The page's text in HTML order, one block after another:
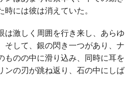
には彼は消えていた。
激しく周囲を行き来し、あらゆ
そして、銀の閃き一つがあり、ナ
ものの中に滑り込み、同時に耳を
ンの刃が跳ね返り、石の中にしば